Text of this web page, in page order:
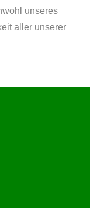
unseres
aller unserer